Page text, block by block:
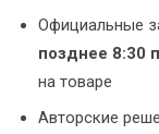
Официальные
позднее 8:30
на товаре
Авторские